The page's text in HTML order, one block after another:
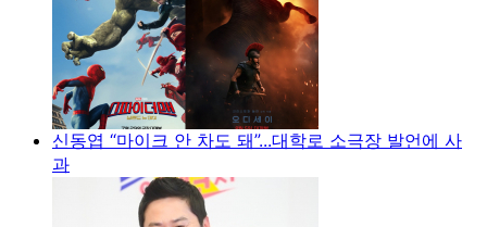
신동엽 “마이크 안 차도 돼”...대학로 소극장 발언에 사
과